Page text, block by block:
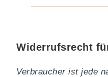
Widerrufsrecht
Verbraucher ist jede